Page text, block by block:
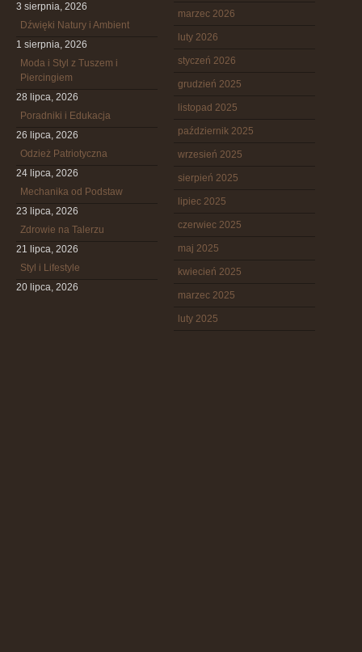
3 sierpnia, 2026
Dźwięki Natury i Ambient
1 sierpnia, 2026
Moda i Styl z Tuszem i
Piercingiem
28 lipca, 2026
Poradniki i Edukacja
26 lipca, 2026
Odzież Patriotyczna
24 lipca, 2026
Mechanika od Podstaw
23 lipca, 2026
Zdrowie na Talerzu
21 lipca, 2026
Styl i Lifestyle
20 lipca, 2026
marzec 2026
luty 2026
styczeń 2026
grudzień 2025
listopad 2025
październik 2025
wrzesień 2025
sierpień 2025
lipiec 2025
czerwiec 2025
maj 2025
kwiecień 2025
marzec 2025
luty 2025